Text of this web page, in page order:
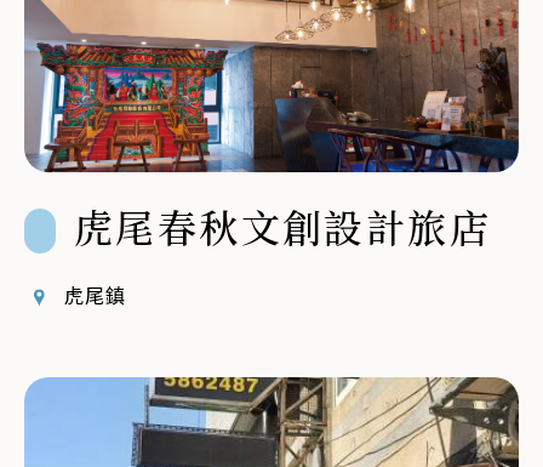
虎尾春秋文創設計旅店
虎尾鎮